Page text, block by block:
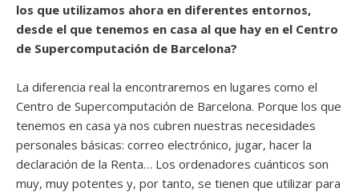
los que utilizamos ahora en diferentes entornos,
desde el que tenemos en casa al que hay en el Centro
de Supercomputación de Barcelona?
La diferencia real la encontraremos en lugares como el
Centro de Supercomputación de Barcelona. Porque los que
tenemos en casa ya nos cubren nuestras necesidades
personales básicas: correo electrónico, jugar, hacer la
declaración de la Renta… Los ordenadores cuánticos son
muy, muy potentes y, por tanto, se tienen que utilizar para